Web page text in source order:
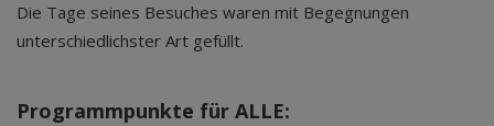
Die Tage seines Besuches waren mit Begegnungen
unterschiedlichster Art gefüllt.
Programmpunkte für ALLE: